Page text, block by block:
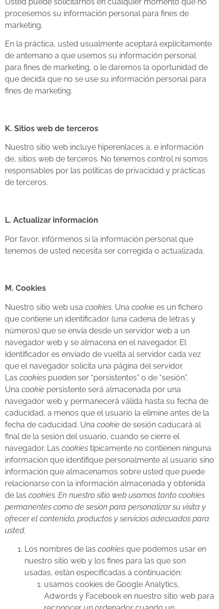
procesemos su información personal para fines de
marketing.
En la práctica, usted usualmente aceptará explícitamente
de antemano a que usemos su información personal
para fines de marketing, o le daremos la oportunidad de
que decida que no se use su información personal para
fines de marketing.
K. Sitios web de terceros
Nuestro sitio web incluye hiperenlaces a, e información
de, sitios web de terceros. No tenemos control ni somos
responsables por las políticas de privacidad y prácticas
de terceros.
L. Actualizar información
Por favor, infórmenos si la información personal que
tenemos de usted necesita ser corregida o actualizada.
M. Cookies
Nuestro sitio web usa cookies. Una cookie es un fichero
que contiene un identificador (una cadena de letras y
números) que se envía desde un servidor web a un
navegador web y se almacena en el navegador. El
identificador es enviado de vuelta al servidor cada vez
que el navegador solicita una página del servidor.
Las cookies pueden ser “persistentes” o de “sesión”.
Una cookie persistente será almacenada por una
navegador web y permanecerá válida hasta su fecha de
caducidad, a menos que el usuario la elimine antes de la
fecha de caducidad. Una cookie de sesión caducará al
final de la sesión del usuario, cuando se cierre el
navegador. Las cookies típicamente no contienen ninguna
información que identifique personalmente al usuario sino
información que almacenamos sobre usted que puede
relacionarse con la información almacenada y obtenida
de las cookies. En nuestro sitio web usamos tanto cookies
permanentes como de sesión para personalizar su visita y
ofrecer el contenido, productos y servicios adecuados para
usted.
Los nombres de las cookies que podemos usar en
nuestro sitio web y los fines para las que son
usadas, están especificadas a continuación:
usamos cookies de Google Analytics,
Adwords y Facebook en nuestro sitio web para